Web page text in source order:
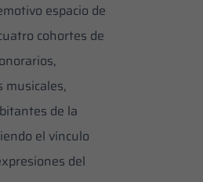
espacio de
cohortes de
musicales,
de la
el vínculo
del